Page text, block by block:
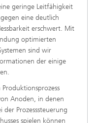
geringe Leitfähigkeit
eine deutlich
erschwert. Mit
optimierten
sind wir
der einige
Anoden, in denen
der Prozesssteuerung
spielen können